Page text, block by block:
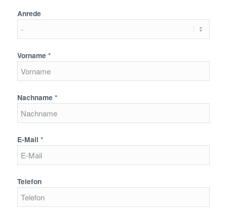
Anrede
Vorname *
Nachname *
E-Mail *
Telefon